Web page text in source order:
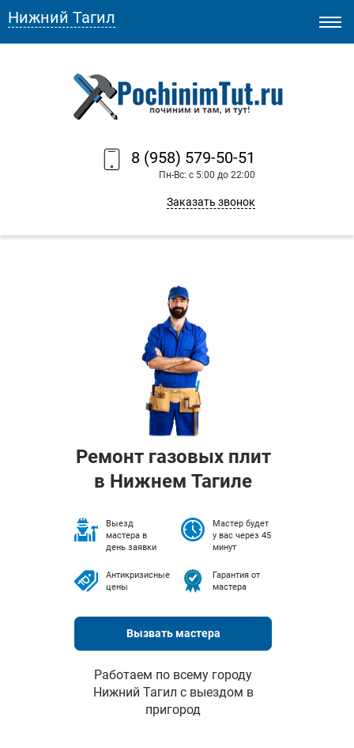
8 (958) 579-50-51
Пн-Вс: с 5:00 до 22:00
Заказать звонок
Нижний Тагил
Ремонт газовых плит
в Нижнем Тагиле
Выезд
мастера в
день заявки
Мастер будет
у вас через 45
минут
Антикризисные
цены
Гарантия от
мастера
Вызвать мастера
Работаем по всему городу
Нижний Тагил с выездом в
пригород